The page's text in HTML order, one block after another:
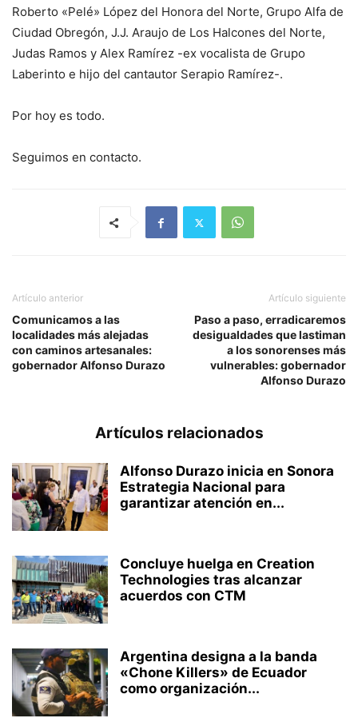
Roberto «Pelé» López del Honora del Norte, Grupo Alfa de
Ciudad Obregón, J.J. Araujo de Los Halcones del Norte,
Judas Ramos y Alex Ramírez -ex vocalista de Grupo
Laberinto e hijo del cantautor Serapio Ramírez-.
Por hoy es todo.
Seguimos en contacto.
Artículo anterior
Comunicamos a las
localidades más alejadas
con caminos artesanales:
gobernador Alfonso Durazo
Artículo siguiente
Paso a paso, erradicaremos
desigualdades que lastiman
a los sonorenses más
vulnerables: gobernador
Alfonso Durazo
Artículos relacionados
Alfonso Durazo inicia en Sonora
Estrategia Nacional para
garantizar atención en...
Concluye huelga en Creation
Technologies tras alcanzar
acuerdos con CTM
Argentina designa a la banda
«Chone Killers» de Ecuador
como organización...